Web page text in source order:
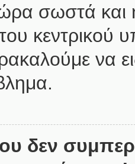
σωστά και
κεντρικού
να
δεν